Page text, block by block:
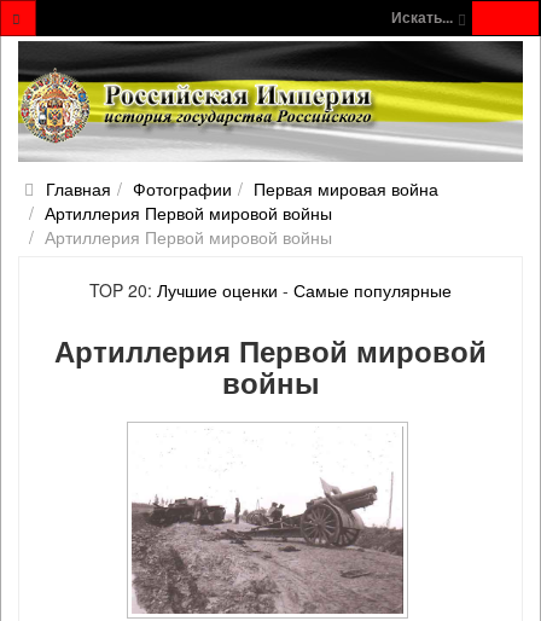
Искать...
Главная Фотографии
Первая мировая война
Артиллерия Первой мировой войны
Артиллерия Первой мировой войны
TOP 20: Лучшие оценки - Самые популярные
Артиллерия Первой мировой
войны